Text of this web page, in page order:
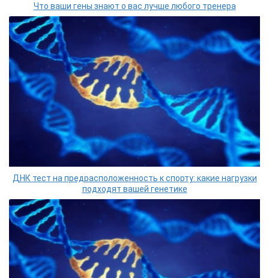
Что ваши гены знают о вас лучше любого тренера
ДНК тест на предрасположенность к спорту: какие нагрузки
подходят вашей генетике